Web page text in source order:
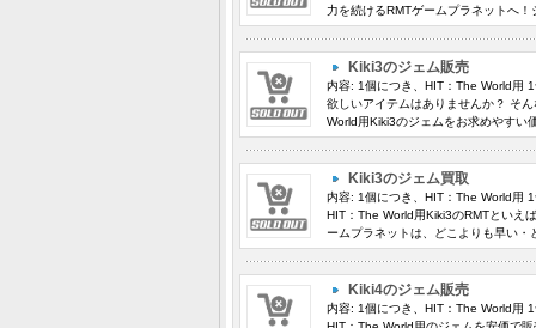
力を続けるRMTゲームプラネットへ
Kiki3のジェム販売
内容: 1個につき、HIT：The World用
欲しいアイテムはありませんか？ そ
World用Kiki3のジェムをお求めやすい
Kiki3のジェム買取
内容: 1個につき、HIT：The World用
HIT：The World用Kiki3のRMTといえ
ームプラネットは、どこよりも早い
Kiki4のジェム販売
内容: 1個につき、HIT：The World用